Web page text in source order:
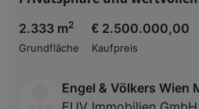
2.333 m2
Grundfläche
€ 2.500.000,00
Kaufpreis
Engel & Völkers Wien